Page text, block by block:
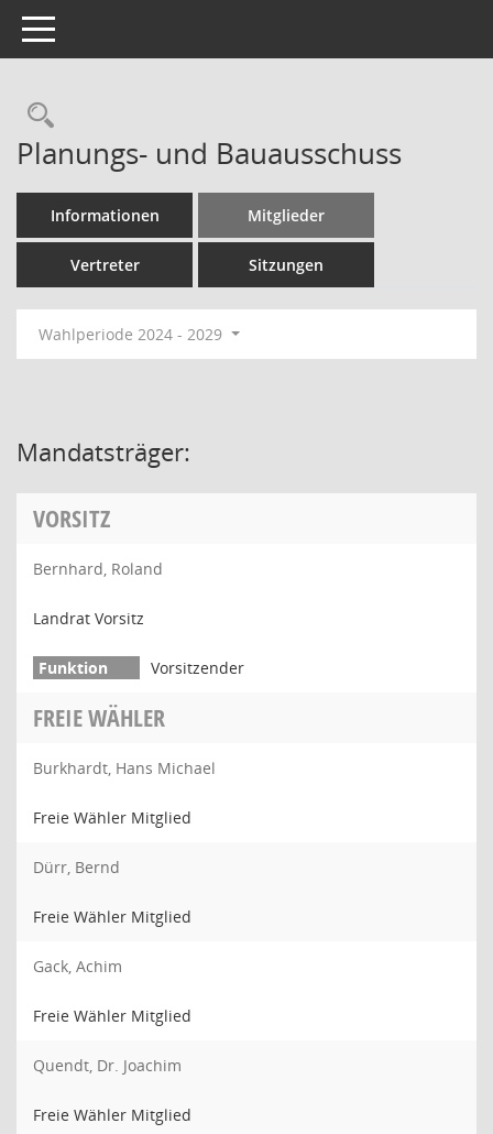
Toggle navigation
Rechercheauswahl
Planungs- und Bauausschuss
Informationen Mitglieder
Vertreter Sitzungen
Wahlperiode 2024 - 2029
Mandatsträger:
VORSITZ
Bernhard, Roland
Landrat Vorsitz
Vorsitzender
FREIE WÄHLER
Burkhardt, Hans Michael
Freie Wähler Mitglied
Dürr, Bernd
Freie Wähler Mitglied
Gack, Achim
Freie Wähler Mitglied
Quendt, Dr. Joachim
Freie Wähler Mitglied